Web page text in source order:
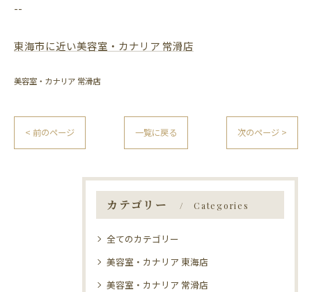
--
東海市に近い美容室・カナリア 常滑店
美容室・カナリア 常滑店
< 前のページ 一覧に戻る 次のページ >
カテゴリー Categories
全てのカテゴリー
美容室・カナリア 東海店
美容室・カナリア 常滑店